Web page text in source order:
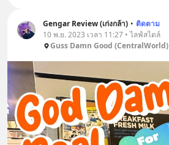
Gengar Review (เก่งกล้า) • ติดตาม
10 พ.ย. 2023 เวลา 11:27 • ไลฟ์สไตล์
Guss Damn Good (CentralWorld)